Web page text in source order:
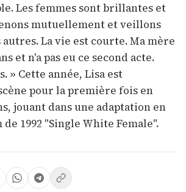
Les femmes sont brillantes et
mutuellement et veillons
La vie est courte. Ma mère
et n'a pas eu ce second acte.
» Cette année, Lisa est
pour la première fois en
jouant dans une adaptation en
1992 "Single White Female".